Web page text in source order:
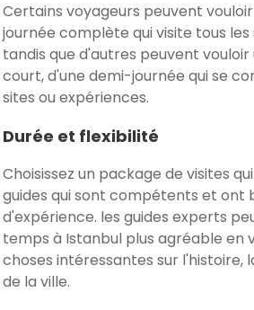
Certains voyageurs peuvent
journée complète qui visite tous
tandis que d'autres peuvent vouloir
court, d'une demi-journée qui se
sites ou expériences.
Durée et flexibilité
Choisissez un package de visites
guides qui sont compétents et ont
d'expérience. les guides experts
temps à Istanbul plus agréable en
choses intéressantes sur l'histoire,
de la ville.